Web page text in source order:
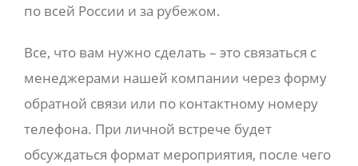
по всей России и за рубежом.
Все, что вам нужно сделать – это связаться с
менеджерами нашей компании через форму
обратной связи или по контактному номеру
телефона. При личной встрече будет
обсуждаться формат мероприятия, после чего